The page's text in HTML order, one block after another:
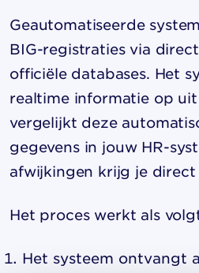
Geautomatiseerde
BIG-registraties via
officiële databases. Het
realtime informatie op
vergelijkt deze
gegevens in jouw HR-
afwijkingen krijg je direct
Het proces werkt als
Het systeem ontvangt